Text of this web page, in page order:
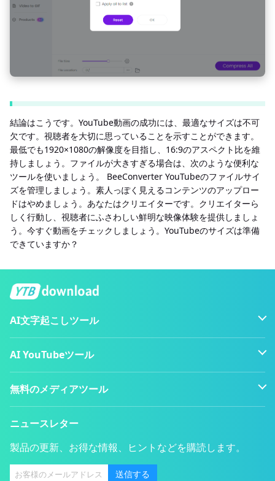
結論はこうです。YouTube動画の成功には、最適なサイズは不可
欠です。視聴者を大切に思っていることを示すことができます。
最低でも1920×1080の解像度を目指し、16:9のアスペクト比を維
持しましょう。ファイルが大きすぎる場合は、次のような便利な
ツールを使いましょう。 BeeConverter YouTubeのファイルサイ
ズを管理しましょう。素人っぽく見えるコンテンツのアップロー
ドはやめましょう。あなたはクリエイターです。クリエイターら
しく行動し、視聴者にふさわしい鮮明な映像体験を提供しましょ
う。今すぐ動画をチェックしましょう。YouTubeのサイズは準備
できていますか？
AI文字起こしツール
AI YouTubeツール
無料のメディアツール
ニュースレター
製品の更新、お得な情報、ヒントなどを購読します。
送信する